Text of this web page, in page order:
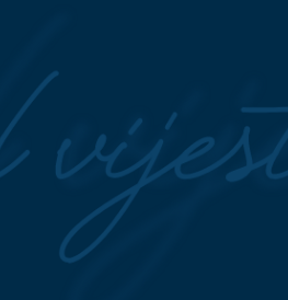
Zašto ljudi sve češće umotavaju
novac u foliju?